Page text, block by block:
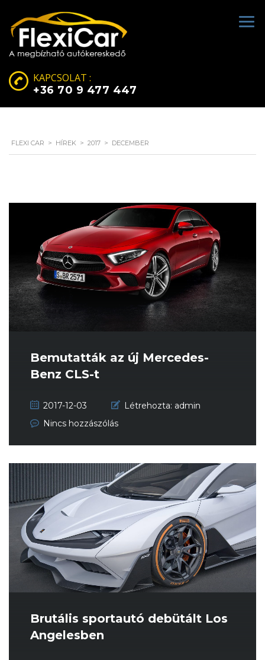
KAPCSOLAT :
+36 70 9 477 447
FLEXI CAR > HÍREK > 2017 > DECEMBER
Bemutatták az új Mercedes-
Benz CLS-t
2017-12-03 Létrehozta: admin
Nincs hozzászólás
Brutális sportautó debütált Los
Angelesben